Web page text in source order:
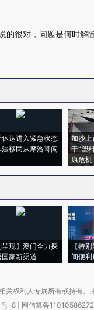
的很对，问题是何时解
休达进入紧急状态
移民从摩洛哥闯
加沙上
于“塑
康危机
呈现】澳门全力探
家新渠道
【特
间便利
关权利人专属所有或持有
号-8 网信算备